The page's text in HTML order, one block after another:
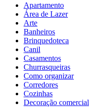
Apartamento
Área de Lazer
Arte
Banheiros
Brinquedoteca
Canil
Casamentos
Churrasqueiras
Como organizar
Corredores
Cozinhas
Decoração comercial